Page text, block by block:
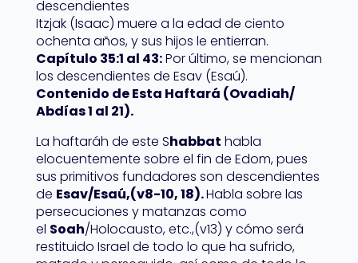
descendientes
Itzjak (Isaac) muere a la edad de ciento
ochenta años, y sus hijos le entierran.
Capítulo 35:1 al 43:Por último, se mencionan
los descendientes de Esav (Esaú).
Contenido de Esta Haftará (Ovadiah/
Abdías 1 al 21).
La haftaráh de este Shabbat habla
elocuentemente sobre el fin de Edom, pues
sus primitivos fundadores son descendientes
de Esav/Esaú,(v8-10, 18).Habla sobre las
persecuciones y matanzas como
el Soah/Holocausto, etc.,(v13) y cómo será
restituido Israel de todo lo que ha sufrido,